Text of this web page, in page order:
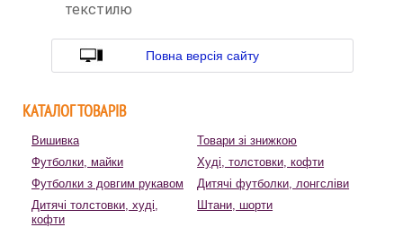
текстилю
Повна версія сайту
КАТАЛОГ ТОВАРІВ
Вишивка
Товари зі знижкою
Футболки, майки
Худі, толстовки, кофти
Футболки з довгим рукавом
Дитячі футболки, лонгсліви
Дитячі толстовки, худі,
кофти
Штани, шорти